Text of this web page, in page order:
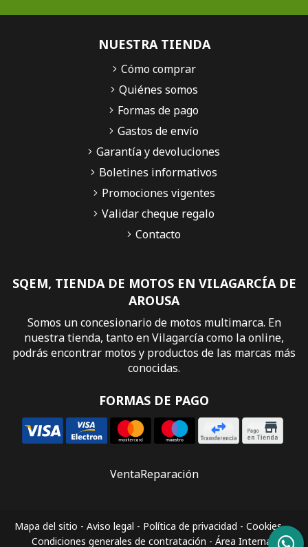
SQEM, TIENDA DE MOTOS EN VILAGARCÍA DE
AROUSA
Somos un concesionario de motos multimarca. En
nuestra tienda, tanto en Vilagarcía como la online,
podrás encontrar motos y productos de las marcas más
conocidas.
FORMAS DE PAGO
NUESTRA TIENDA
Cómo comprar
Quiénes somos
Formas de pago
Gastos de envío
Garantía y devoluciones
Boletines informativos
Promociones vigentes
Validar cheque regalo
Contacto
VentaReparación
Mapa del sitio - Aviso legal - Política de privacidad - Cookies-
Condiciones generales de contratación - Área Interna